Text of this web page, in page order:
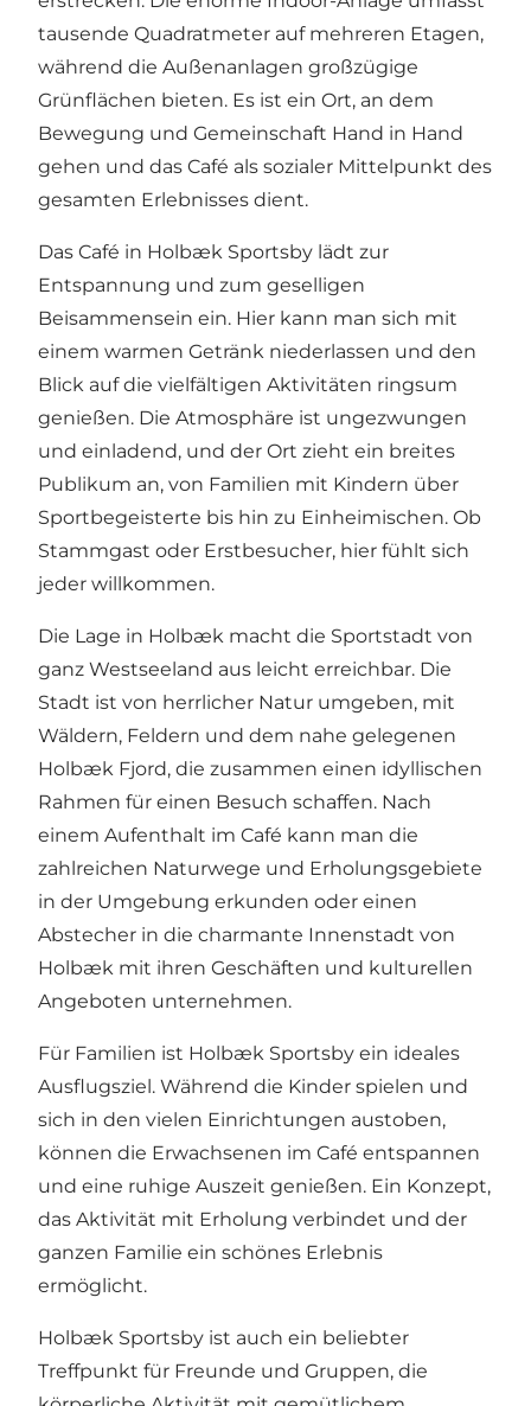
tausende Quadratmeter auf mehreren Etagen,
während die Außenanlagen großzügige
Grünflächen bieten. Es ist ein Ort, an dem
Bewegung und Gemeinschaft Hand in Hand
gehen und das Café als sozialer Mittelpunkt des
gesamten Erlebnisses dient.
Das Café in Holbæk Sportsby lädt zur
Entspannung und zum geselligen
Beisammensein ein. Hier kann man sich mit
einem warmen Getränk niederlassen und den
Blick auf die vielfältigen Aktivitäten ringsum
genießen. Die Atmosphäre ist ungezwungen
und einladend, und der Ort zieht ein breites
Publikum an, von Familien mit Kindern über
Sportbegeisterte bis hin zu Einheimischen. Ob
Stammgast oder Erstbesucher, hier fühlt sich
jeder willkommen.
Die Lage in Holbæk macht die Sportstadt von
ganz Westseeland aus leicht erreichbar. Die
Stadt ist von herrlicher Natur umgeben, mit
Wäldern, Feldern und dem nahe gelegenen
Holbæk Fjord, die zusammen einen idyllischen
Rahmen für einen Besuch schaffen. Nach
einem Aufenthalt im Café kann man die
zahlreichen Naturwege und Erholungsgebiete
in der Umgebung erkunden oder einen
Abstecher in die charmante Innenstadt von
Holbæk mit ihren Geschäften und kulturellen
Angeboten unternehmen.
Für Familien ist Holbæk Sportsby ein ideales
Ausflugsziel. Während die Kinder spielen und
sich in den vielen Einrichtungen austoben,
können die Erwachsenen im Café entspannen
und eine ruhige Auszeit genießen. Ein Konzept,
das Aktivität mit Erholung verbindet und der
ganzen Familie ein schönes Erlebnis
ermöglicht.
Holbæk Sportsby ist auch ein beliebter
Treffpunkt für Freunde und Gruppen, die